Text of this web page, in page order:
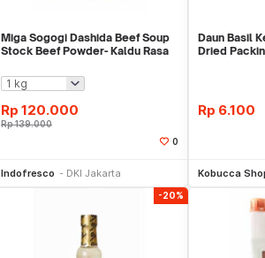
Miga Sogogi Dashida Beef Soup
Stock Beef Powder- Kaldu Rasa
Rp 120.000
Rp139.000
0
Indofresco DKI Jakarta
Daun Basil
Dried
Rp 6.100
Kobucca
-20%